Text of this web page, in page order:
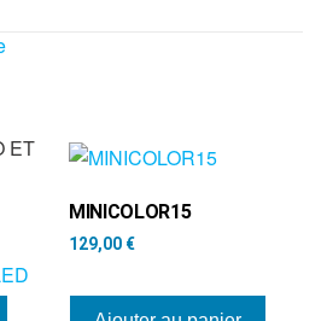
ET
MINICOLOR15
129,00 €